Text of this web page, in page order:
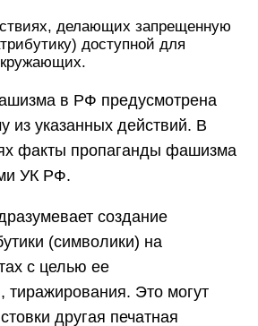
делающих запрещенную
доступной для
в РФ предусмотрена
из указанных действий. В
факты пропаганды фашизма
УК РФ.
создание
(символики) на
с целью ее
тиражирования. Это могут
другая печатная